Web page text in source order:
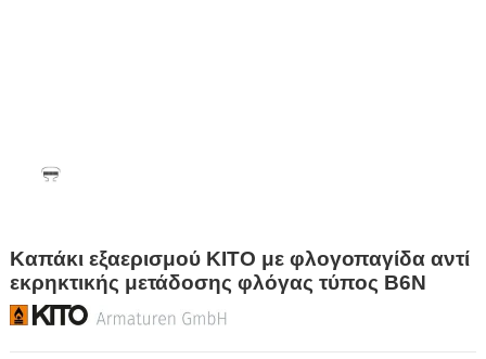
Καπάκι εξαερισμού KITO με φλογοπαγίδα αντί
εκρηκτικής μετάδοσης φλόγας τύπος B6N